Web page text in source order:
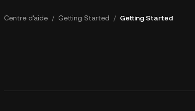
Centre d'aide / Getting Started / Getting Started